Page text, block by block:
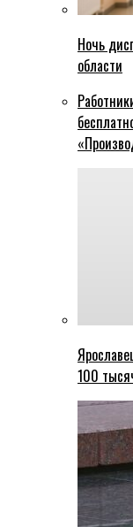
Ночь
области
100